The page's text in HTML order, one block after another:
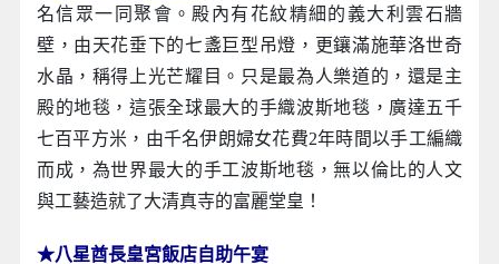
名信眾一同聚會。殿內有花紋精細的義大利雲石牆
壁，由天花垂下的七盞巨型吊燈，更鑲滿施華洛世奇
水晶，稱得上光芒耀目。只是最為人樂道的，還是主
殿的地毯，這張全球最大的手織波斯地毯，廣達五千
七百平方米，由千名伊朗婦女花費2年時間以手工編織
而成，為世界最大的手工波斯地毯，無以倫比的人文
與工藝造就了大清真寺的富麗堂皇！
★八星酋長皇宮飯店自助午宴